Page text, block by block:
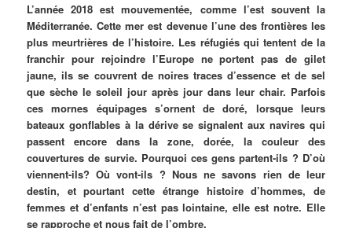
L’année 2018 est mouvementée, comme l’est souvent la
Méditerranée. Cette mer est devenue l’une des frontières les
plus meurtrières de l’histoire. Les réfugiés qui tentent de la
franchir pour rejoindre l’Europe ne portent pas de gilet
jaune, ils se couvrent de noires traces d’essence et de sel
que sèche le soleil jour après jour dans leur chair. Parfois
ces mornes équipages s’ornent de doré, lorsque leurs
bateaux gonflables à la dérive se signalent aux navires qui
passent encore dans la zone, dorée, la couleur des
couvertures de survie. Pourquoi ces gens partent-ils ? D’où
viennent-ils? Où vont-ils ? Nous ne savons rien de leur
destin, et pourtant cette étrange histoire d’hommes, de
femmes et d’enfants n’est pas lointaine, elle est notre. Elle
se rapproche et nous fait de l’ombre.